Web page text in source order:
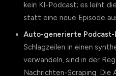
kein KI-Podcast; es leiht
statt eine neue Episode
Auto-generierte Podcast-
Schlagzeilen in einen
verwandeln, sind in der
Nachrichten-Scraping. Die